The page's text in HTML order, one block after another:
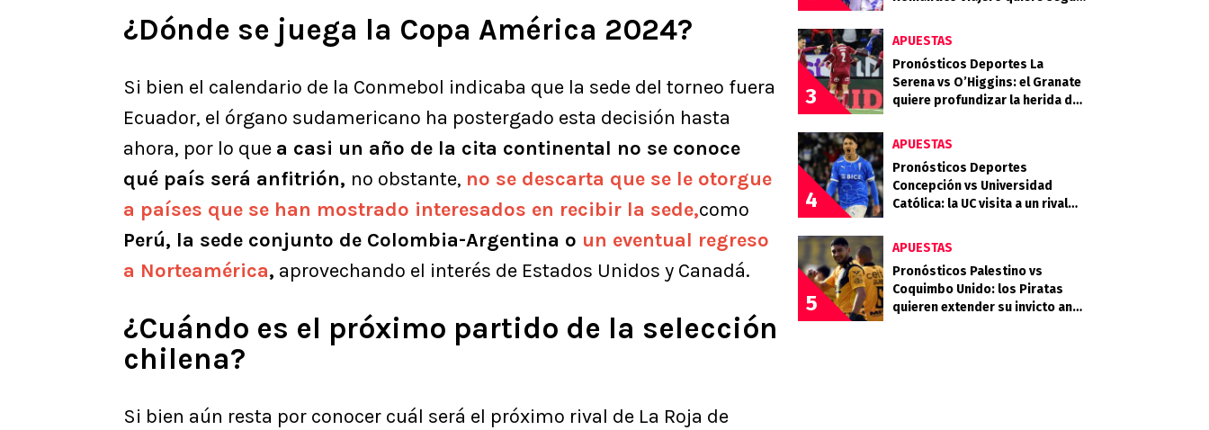
¿Dónde se juega la Copa América 2024?
Si bien el calendario de la Conmebol indicaba que la sede del torneo fuera
Ecuador, el órgano sudamericano ha postergado esta decisión hasta
ahora, por lo que a casi un año de la cita continental no se conoce
qué país será anfitrión, no obstante, no se descarta que se le otorgue
a países que se han mostrado interesados en recibir la sede,como
Perú, la sede conjunto de Colombia-Argentina o un eventual regreso
a Norteamérica, aprovechando el interés de Estados Unidos y Canadá.
¿Cuándo es el próximo partido de la selección
chilena?
Si bien aún resta por conocer cuál será el próximo rival de La Roja de
3
APUESTAS
Pronósticos Deportes La
Serena vs O’Higgins: el Granate
quiere profundizar la herida del
4
APUESTAS
Pronósticos Deportes
Concepción vs Universidad
Católica: la UC visita a un rival
5
APUESTAS
Pronósticos Palestino vs
Coquimbo Unido: los Piratas
quieren extender su invicto ante